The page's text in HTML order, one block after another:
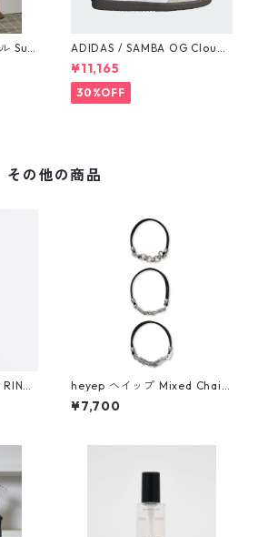
Sus
12
ADIDAS / SAMBA OG Cloud
White / Cloud White / Gum
(IE3439)
¥11,165
30%OFF
その他の商品
heyep ヘイップ Mixed Chain
Hair Tie – 3 Piece Set hp09
026
¥7,700